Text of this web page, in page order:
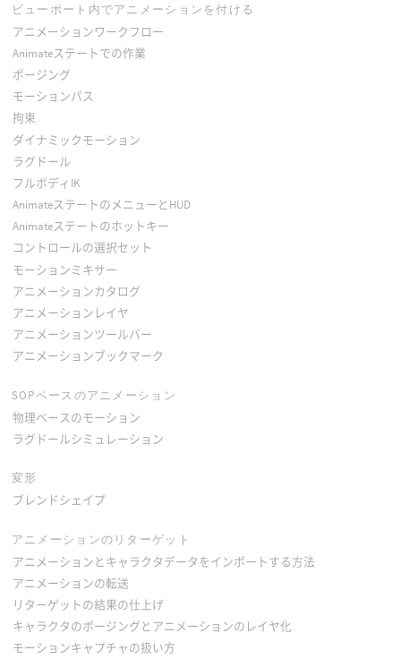
ビューポート内でアニメーションを付ける
アニメーションワークフロー
Animateステートでの作業
ポージング
モーションパス
拘束
ダイナミックモーション
ラグドール
フルボディIK
AnimateステートのメニューとHUD
Animateステートのホットキー
コントロールの選択セット
モーションミキサー
アニメーションカタログ
アニメーションレイヤ
アニメーションツールバー
アニメーションブックマーク
SOPベースのアニメーション
物理ベースのモーション
ラグドールシミュレーション
変形
ブレンドシェイプ
アニメーションのリターゲット
アニメーションとキャラクタデータをインポートする方法
アニメーションの転送
リターゲットの結果の仕上げ
キャラクタのポージングとアニメーションのレイヤ化
モーションキャプチャの扱い方